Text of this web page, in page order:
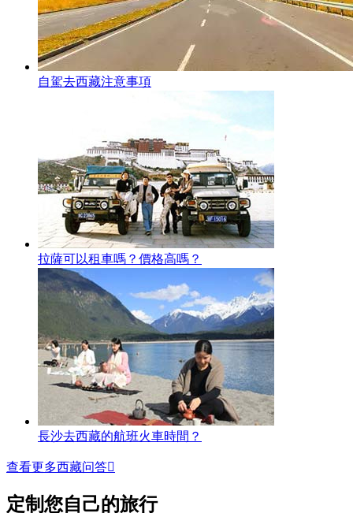
自駕去西藏注意事項
拉薩可以租車嗎？價格高嗎？
長沙去西藏的航班火車時間？
查看更多西藏问答
定制您自己的旅行